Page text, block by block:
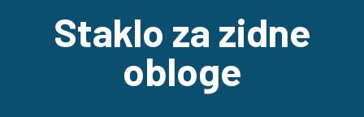
Staklo za zidne
obloge